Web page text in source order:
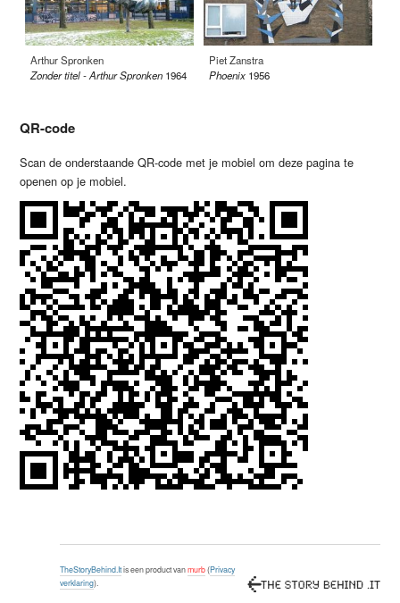
Arthur Spronken
Zonder titel - Arthur Spronken 1964
Piet Zanstra
Phoenix 1956
QR-code
Scan de onderstaande QR-code met je mobiel om deze pagina te
openen op je mobiel.
TheStoryBehind.Itis een product vanmurb(Privacy
verklaring).